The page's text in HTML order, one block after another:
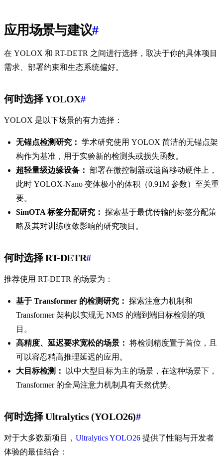
应用场景与建议#
在 YOLOX 和 RT-DETR 之间进行选择，取决于你的具体项目
需求、部署约束和生态系统偏好。
何时选择 YOLOX#
YOLOX 是以下场景的有力选择：
无锚点检测研究： 学术研究使用 YOLOX 简洁的无锚点架
构作为基准，用于实验新的检测头或损失函数。
超轻量级边缘设备： 部署在微控制器或遗留移动硬件上，
此时 YOLOX-Nano 变体极小的体积（0.91M 参数）至关重
要。
SimOTA 标签分配研究： 探索基于最优传输的标签分配策
略及其对训练收敛影响的研究项目。
何时选择 RT-DETR#
推荐使用 RT-DETR 的场景为：
基于 Transformer 的检测研究： 探索注意力机制和
Transformer 架构以实现无 NMS 的端到端目标检测的项
目。
高精度、延迟要求宽松的场景： 将检测精度置于首位，且
可以容忍稍高推理延迟的应用。
大目标检测：
以中大型目标为主的场景，在这种场景下，
Transformer 的全局注意力机制具有天然优势。
何时选择 Ultralytics (YOLO26)#
对于大多数新项目， Ultralytics YOLO26 提供了性能与开发者
体验的最佳结合：